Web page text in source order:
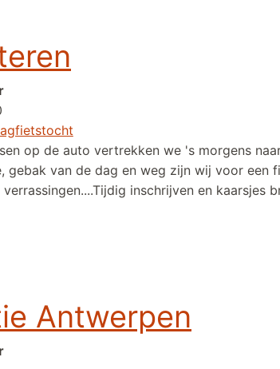
op de auto vertrekken we 's morgens
gebak van de dag en weg zijn wij voor een
inschrijven en kaarsjes
Antwerpen